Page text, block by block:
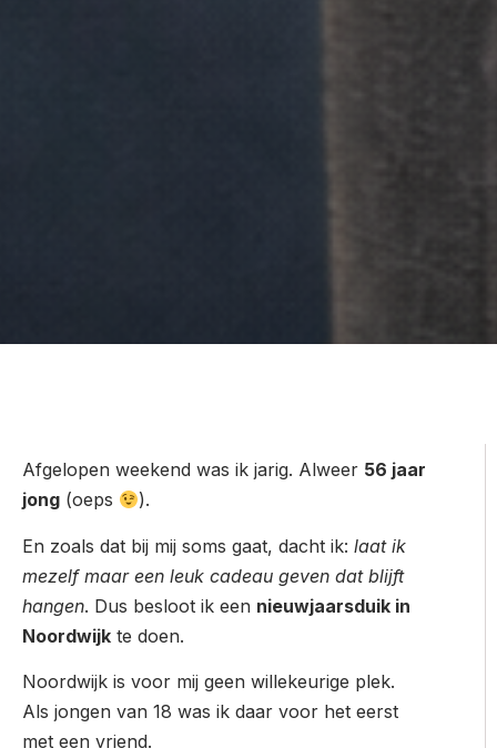
Afgelopen weekend was ik jarig. Alweer 56 jaar
jong (oeps ).
En zoals dat bij mij soms gaat, dacht ik: laat ik
mezelf maar een leuk cadeau geven dat blijft
hangen. Dus besloot ik een nieuwjaarsduik in
Noordwijk te doen.
Noordwijk is voor mij geen willekeurige plek.
Als jongen van 18 was ik daar voor het eerst
met een vriend.